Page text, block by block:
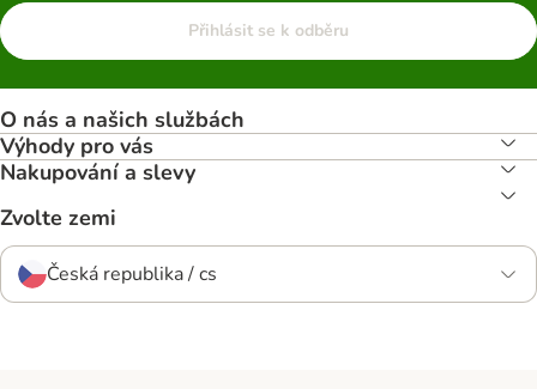
Přihlásit se k odběru
O nás a našich službách
Výhody pro vás
Nakupování a slevy
Zvolte zemi
Česká republika / cs